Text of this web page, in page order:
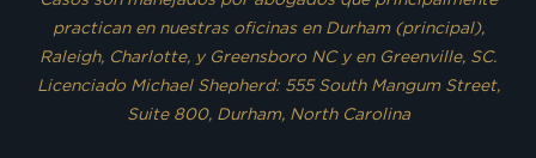
practican en nuestras oficinas en Durham (principal),
Raleigh, Charlotte, y Greensboro NC y en Greenville, SC.
Licenciado Michael Shepherd: 555 South Mangum Street,
Suite 800, Durham, North Carolina